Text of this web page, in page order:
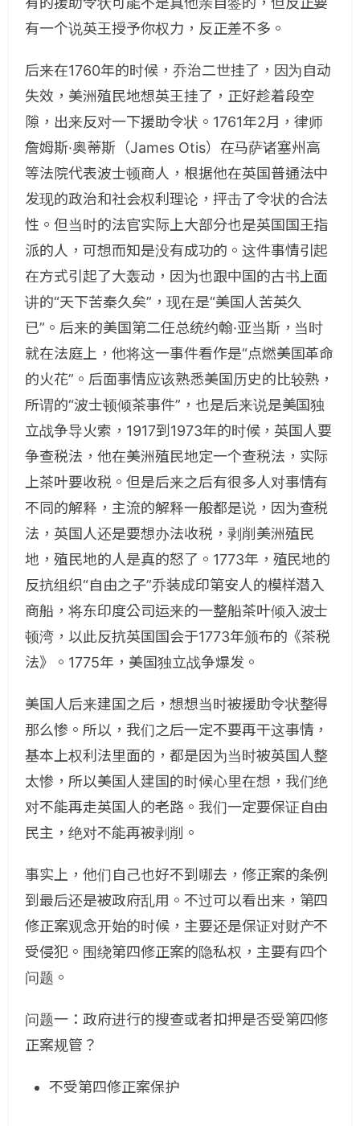
有一个说英王授予你权力，反正差不多。
后来在1760年的时候，乔治二世挂了，因为自动
失效，美洲殖民地想英王挂了，正好趁着段空
隙，出来反对一下援助令状。1761年2月，律师
詹姆斯·奥蒂斯（James Otis）在马萨诸塞州高
等法院代表波士顿商人，根据他在英国普通法中
发现的政治和社会权利理论，抨击了令状的合法
性。但当时的法官实际上大部分也是英国国王指
派的人，可想而知是没有成功的。这件事情引起
在方式引起了大轰动，因为也跟中国的古书上面
讲的“天下苦秦久矣”，现在是“美国人苦英久
已”。后来的美国第二任总统约翰·亚当斯，当时
就在法庭上，他将这一事件看作是“点燃美国革命
的火花”。后面事情应该熟悉美国历史的比较熟，
所谓的“波士顿倾茶事件”，也是后来说是美国独
立战争导火索，1917到1973年的时候，英国人要
争查税法，他在美洲殖民地定一个查税法，实际
上茶叶要收税。但是后来之后有很多人对事情有
不同的解释，主流的解释一般都是说，因为查税
法，英国人还是要想办法收税，剥削美洲殖民
地，殖民地的人是真的怒了。1773年，殖民地的
反抗组织“自由之子”乔装成印第安人的模样潜入
商船，将东印度公司运来的一整船茶叶倾入波士
顿湾，以此反抗英国国会于1773年颁布的《茶税
法》。1775年，美国独立战争爆发。
美国人后来建国之后，想想当时被援助令状整得
那么惨。所以，我们之后一定不要再干这事情，
基本上权利法里面的，都是因为当时被英国人整
太惨，所以美国人建国的时候心里在想，我们绝
对不能再走英国人的老路。我们一定要保证自由
民主，绝对不能再被剥削。
事实上，他们自己也好不到哪去，修正案的条例
到最后还是被政府乱用。不过可以看出来，第四
修正案观念开始的时候，主要还是保证对财产不
受侵犯。围绕第四修正案的隐私权，主要有四个
问题。
问题一：政府进行的搜查或者扣押是否受第四修
正案规管？
不受第四修正案保护